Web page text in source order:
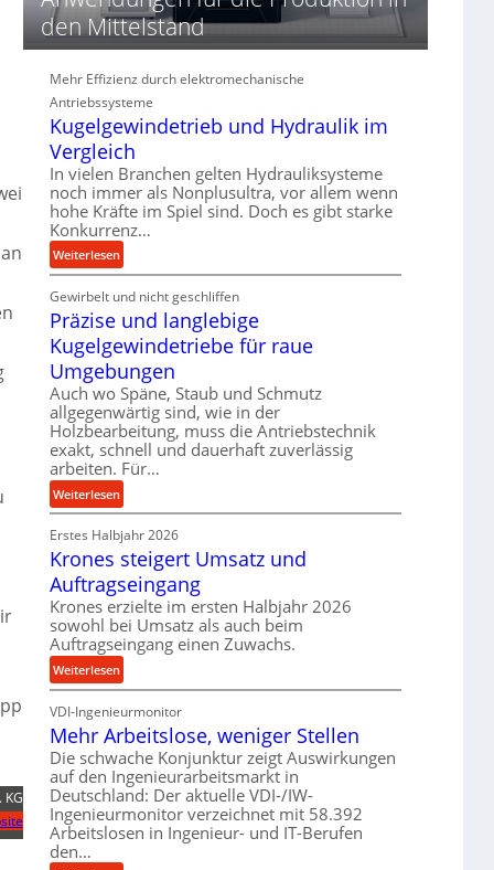
d
i
e
e
r
f
o
r
m
a
n
c
e
b
e
i
m
D
r
ü
k
p
r
o
e
s
s
den Mittelstand
Mehr Effizienz durch elektromechanische
Antriebssysteme
Kugelgewindetrieb und Hydraulik im
Vergleich
In vielen Branchen gelten Hydrauliksysteme
noch immer als Nonplusultra, vor allem wenn
hohe Kräfte im Spiel sind. Doch es gibt starke
Konkurrenz…
Weiterlesen:
K
u
g
l
g
e
w
i
n
d
e
t
r
i
e
b
u
n
d
H
y
d
r
a
u
i
k
Gewirbelt und nicht geschliffen
Präzise und langlebige
Kugelgewindetriebe für raue
Umgebungen
Auch wo Späne, Staub und Schmutz
allgegenwärtig sind, wie in der
Holzbearbeitung, muss die Antriebstechnik
exakt, schnell und dauerhaft zuverlässig
arbeiten. Für…
Weiterlesen:
P
r
ä
i
s
e
u
n
a
n
g
l
e
Erstes Halbjahr 2026
Krones steigert Umsatz und
Auftragseingang
Krones erzielte im ersten Halbjahr 2026
sowohl bei Umsatz als auch beim
Auftragseingang einen Zuwachs.
Weiterlesen:
K
r
o
n
e
s
s
t
VDI-Ingenieurmonitor
Mehr Arbeitslose, weniger Stellen
Die schwache Konjunktur zeigt Auswirkungen
auf den Ingenieurarbeitsmarkt in
Deutschland: Der aktuelle VDI-/IW-
Ingenieurmonitor verzeichnet mit 58.392
Arbeitslosen in Ingenieur- und IT-Berufen
den…